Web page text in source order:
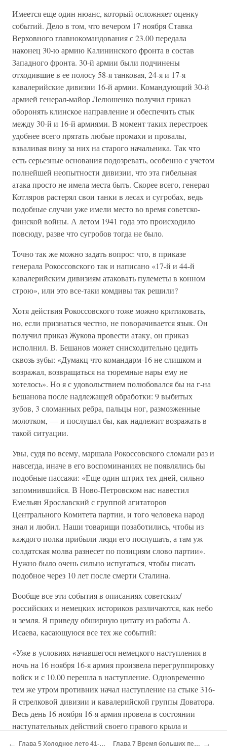
Имеется еще один нюанс, который осложняет оценку
событий. Дело в том, что вечером 17 ноября Ставка
Верховного главнокомандования с 23.00 передала
наконец 30-ю армию Калининского фронта в состав
Западного фронта. 30-й армии были подчинены
отходившие в ее полосу 58-я танковая, 24-я и 17-я
кавалерийские дивизии 16-й армии. Командующий 30-й
армией генерал-майор Лелюшенко получил приказ
оборонять клинское направление и обеспечить стык
между 30-й и 16-й армиями. В момент таких перестроек
удобнее всего прятать любые промахи и провалы,
взваливая вину за них на старого начальника. Так что
есть серьезные основания подозревать, особенно с учетом
полнейшей неопытности дивизии, что эта гибельная
атака просто не имела места быть. Скорее всего, генерал
Котляров растерял свои танки в лесах и сугробах, ведь
подобные случаи уже имели место во время советско-
финской войны. А летом 1941 года это происходило
повсюду, разве что сугробов тогда не было.
Точно так же можно задать вопрос: что, в приказе
генерала Рокоссовского так и написано «17-й и 44-й
кавалерийским дивизиям атаковать пулеметы в конном
строю», или это все-таки комдивы так решили?
Хотя действия Рокоссовского тоже можно критиковать,
но, если признаться честно, не поворачивается язык. Он
получил приказ Жукова провести атаку, он приказ
исполнил. В. Бешанов может снисходительно цедить
сквозь зубы: «Думакц что командарм-16 не слишком и
возражал, возвращаться на тюремные нары ему не
хотелось». Но я с удовольствием полюбовался бы на г-на
Бешанова после надлежащей обработки: 9 выбитых
зубов, 3 сломанных ребра, пальцы ног, размозженные
молотком, — и послушал бы, как надлежит возражать в
такой ситуации.
Увы, судя по всему, маршала Рокоссовского сломали раз и
навсегда, иначе в его воспоминаниях не появлялись бы
подобные пассажи: «Еще один штрих тех дней, сильно
запомнившийся. В Ново-Петровском нас навестил
Емельян Ярославский с группой агитаторов
Центрального Комитета партии, и того человека народ
знал и любил. Наши товарищи позаботились, чтобы из
каждого полка прибыли люди его послушать, а там уж
солдатская молва разнесет по позициям слово партии».
Нужно было очень сильно испугаться, чтобы писать
подобное через 10 лет после смерти Сталина.
Вообще все эти события в описаниях советских/
российских и немецких историков различаются, как небо
и земля. Я приведу обширную цитату из работы А.
Исаева, касающуюся все тех же событий:
«Уже в условиях начавшегося немецкого наступления в
ночь на 16 ноября 16-я армия произвела перегруппировку
войск и с 10.00 перешла в наступление. Одновременно
тем же утром противник начал наступление на стыке 316-
й стрелковой дивизии и кавалерийской группы Доватора.
Весь день 16 ноября 16-я армия провела в состоянии
наступательных действий своего правого крыла и
в целом были как те, так и другие. Конница подвижной
← Глава 5 Холодное лето 41-го года Глава 7 Время больших перемен →